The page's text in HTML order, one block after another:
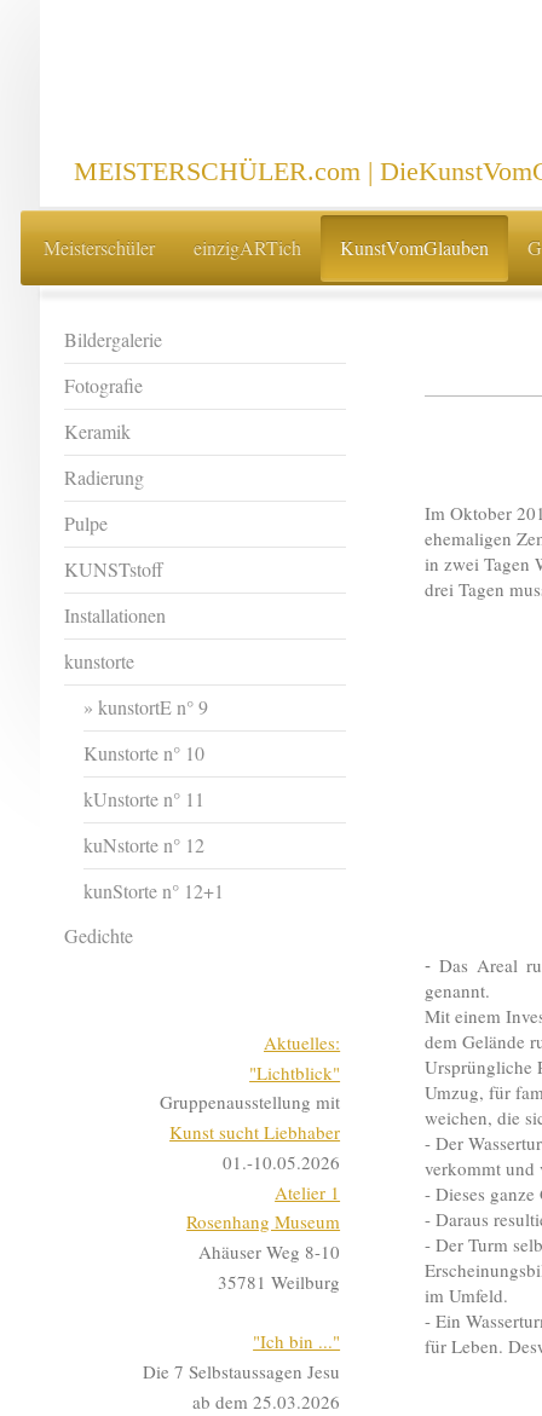
MEISTERSCHÜLER.com |
Meisterschüler einzigARTich KunstVomGlauben
Im Oktober
ehemaligen
in zwei Tagen
drei Tagen
- Das Areal
genannt.
Mit einem
dem Gelände
Ursprüngliche
Umzug, für
weichen, die
- Der
verkommt und
- Dieses
- Daraus
- Der Turm
im Umfeld.
- Ein
für Leben.
Bildergalerie
Fotografie
Keramik
Radierung
Pulpe
KUNSTstoff
Installationen
kunstorte
kunstortE n° 9
Kunstorte n° 10
kUnstorte n° 11
kuNstorte n° 12
kunStorte n° 12+1
Gedichte
Aktuelles:
"Lichtblick"
Gruppenausstellung mit
Kunst sucht Liebhaber
01.-10.05.2026
Atelier 1
Rosenhang Museum
Ahäuser Weg 8-10
35781 Weilburg
"Ich bin ..."
Die 7 Selbstaussagen Jesu
ab dem 25.03.2026